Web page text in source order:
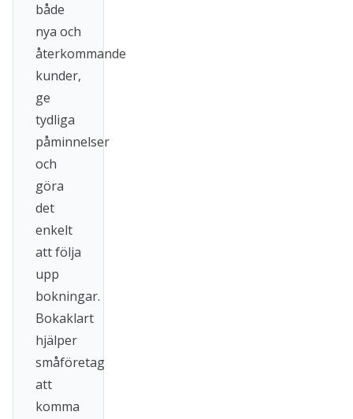
både
nya och
återkommande
kunder,
ge
tydliga
påminnelser
och
göra
det
enkelt
att följa
upp
bokningar.
Bokaklart
hjälper
småföretag
att
komma